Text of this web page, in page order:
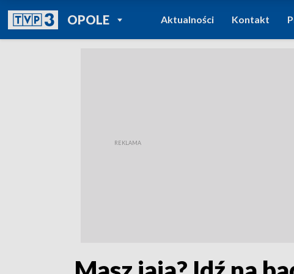
OPOLEPOWRÓT DO
TVP REGIONY
Aktualności Kontakt